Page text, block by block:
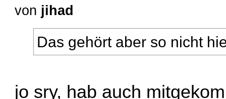
von jihad
Das gehört aber so nicht
jo sry, hab auch